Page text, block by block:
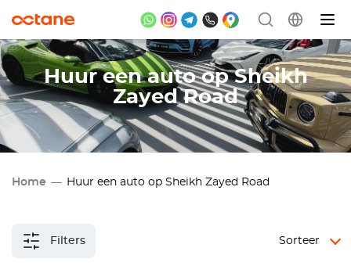
Huur een auto op Sheikh
Zayed Road
Home Huur een auto op Sheikh Zayed Road
Filters Sorteer